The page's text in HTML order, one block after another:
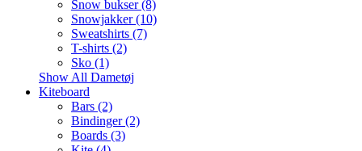
Snow bukser (8)
Snowjakker (10)
Sweatshirts (7)
T-shirts (2)
Sko (1)
Show All Dametøj
Kiteboard
Bars (2)
Bindinger (2)
Boards (3)